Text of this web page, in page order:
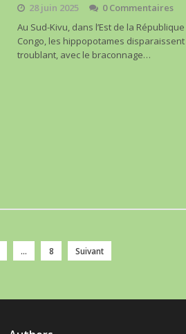
28 juin 2025
0 Commentaires
Au Sud-Kivu, dans l’Est de la
Congo, les hippopotames
troublant, avec le braconnage…
… 8 Suivant